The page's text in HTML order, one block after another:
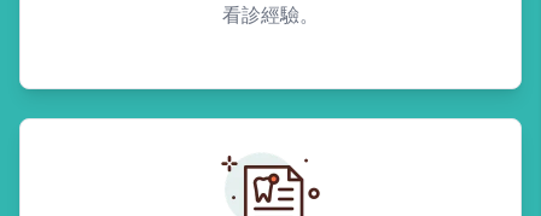
看診經驗。